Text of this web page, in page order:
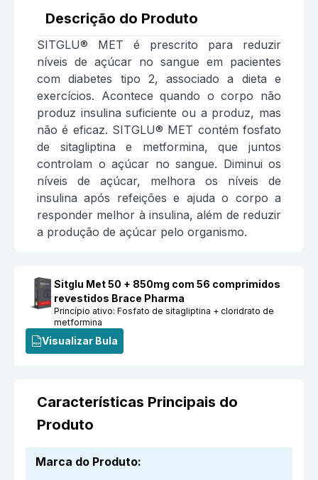
Descrição do Produto
SITGLU® MET é prescrito para reduzir
níveis de açúcar no sangue em pacientes
com diabetes tipo 2, associado a dieta e
exercícios. Acontece quando o corpo não
produz insulina suficiente ou a produz, mas
não é eficaz. SITGLU® MET contém fosfato
de sitagliptina e metformina, que juntos
controlam o açúcar no sangue. Diminui os
níveis de açúcar, melhora os níveis de
insulina após refeições e ajuda o corpo a
responder melhor à insulina, além de reduzir
a produção de açúcar pelo organismo.
Sitglu Met 50 + 850mg com 56 comprimidos
revestidos Brace Pharma
Princípio ativo:Fosfato de sitagliptina + cloridrato de
metformina
Visualizar Bula
Características Principais do
Produto
Marca do Produto: